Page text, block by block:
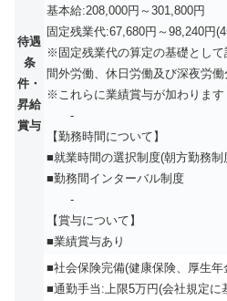
待遇
条
件・
昇給
賞与
基本給:208,000円～301,800円
固定残業代:67,680円～98,240円
※固定残業代の算定の基礎とし
間外労働、休日労働及び深夜労
※これらに業績賞与が加わります
-
【勤務時間について】
■就業時間の選択制度(朝方勤務制
■勤務間インターバル制度
-
【賞与について】
■業績賞与あり
■社会保険完備(健康保険、厚生
■通勤手当:上限5万円(会社規定に